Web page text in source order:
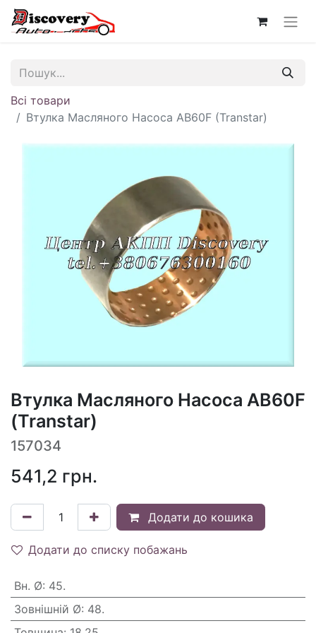
Всі товари
Втулка Масляного Насоса AB60F (Transtar)
Втулка Масляного Насоса AB60F
(Transtar)
157034
541,2 грн.
Додати до кошика
Додати до списку побажань
Вн. Ø: 45.
Зовнішній Ø: 48.